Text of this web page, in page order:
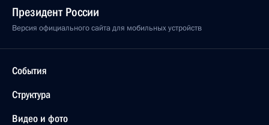
Президент России
Версия официального сайта для мобильных устройств
События
Структура
Видео и фото